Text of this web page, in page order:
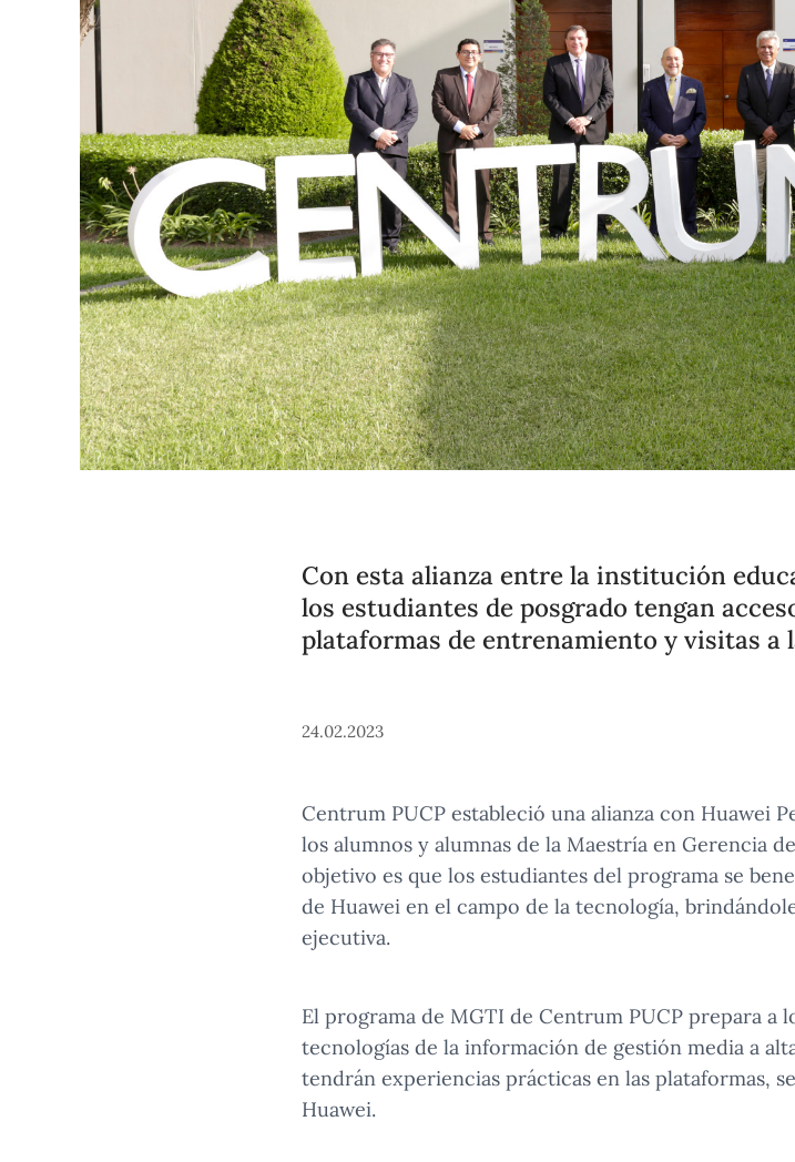
Con esta alianza entre la institución
los estudiantes de posgrado tengan
plataformas de entrenamiento y visitas a
24.02.2023
Centrum PUCP estableció una alianza con Huawei
los alumnos y alumnas de la Maestría en Gerencia
objetivo es que los estudiantes del programa se
de Huawei en el campo de la tecnología,
ejecutiva.
El programa de MGTI de Centrum PUCP prepara a
tecnologías de la información de gestión media a
tendrán experiencias prácticas en las plataformas,
Huawei.